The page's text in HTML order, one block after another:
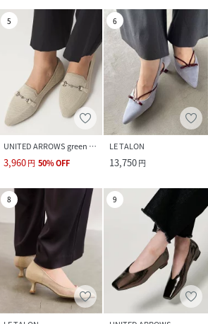
5
UNITED ARROWS green label relaxing
3,960円 50%OFF
6
LE TALON
13,750円
8 9